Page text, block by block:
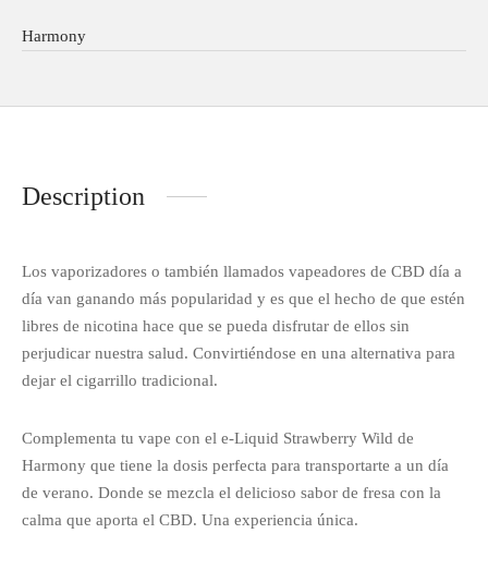
Harmony
Description
Los vaporizadores o también llamados vapeadores de CBD día a
día van ganando más popularidad y es que el hecho de que estén
libres de nicotina hace que se pueda disfrutar de ellos sin
perjudicar nuestra salud. Convirtiéndose en una alternativa para
dejar el cigarrillo tradicional.
Complementa tu vape con el e-Liquid Strawberry Wild de
Harmony que tiene la dosis perfecta para transportarte a un día
de verano. Donde se mezcla el delicioso sabor de fresa con la
calma que aporta el CBD. Una experiencia única.